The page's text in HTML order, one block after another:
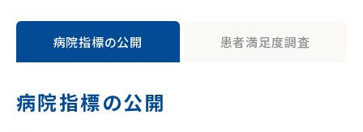
病院指標の公開 患者満足度調査
病院指標の公開